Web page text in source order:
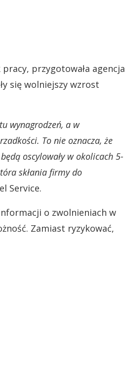
przygotowała agencja
się wolniejszy wzrost
wynagrodzeń, a w
To nie oznacza, że
oscylowały w okolicach 5-
skłania firmy do
Service.
o zwolnieniach w
Zamiast ryzykować,